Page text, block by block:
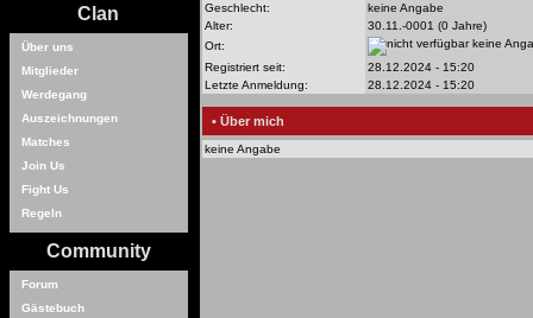
Clan
Über uns
Mitglieder
Werdegang
Auszeichnungen
Matches
Join Us
Fight Us
Regeln
Community
Forum
Gästebuch
Geschlecht:
keine Angabe
Alter:
30.11.-0001 (0 Jahre)
Ort:
keine
Registriert seit:
28.12.2024 - 15:20
Letzte Anmeldung:
28.12.2024 - 15:20
• Über mich
keine Angabe